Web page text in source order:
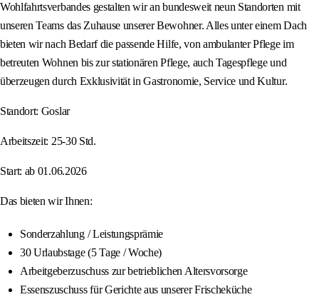
Wohlfahrtsverbandes gestalten wir an bundesweit neun Standorten mit
unseren Teams das Zuhause unserer Bewohner. Alles unter einem Dach
bieten wir nach Bedarf die passende Hilfe, von ambulanter Pflege im
betreuten Wohnen bis zur stationären Pflege, auch Tagespflege und
überzeugen durch Exklusivität in Gastronomie, Service und Kultur.
Standort: Goslar
Arbeitszeit: 25-30 Std.
Start: ab 01.06.2026
Das bieten wir Ihnen:
Sonderzahlung / Leistungsprämie
30 Urlaubstage (5 Tage / Woche)
Arbeitgeberzuschuss zur betrieblichen Altersvorsorge
Essenszuschuss für Gerichte aus unserer Frischeküche